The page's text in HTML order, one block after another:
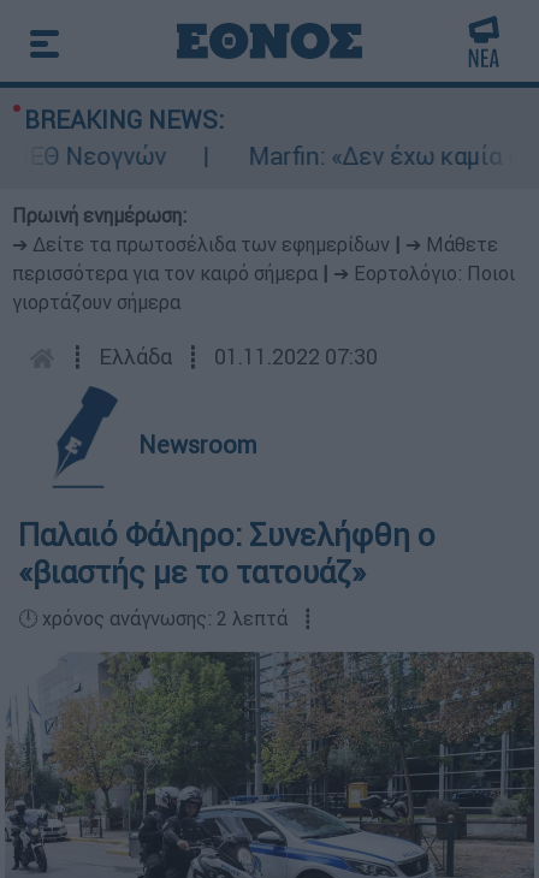
BREAKING NEWS:
Νεογνών
Marfin: «Δεν έχω καμία
Πρωινή ενημέρωση:
➔ Δείτε τα πρωτοσέλιδα των εφημερίδων
➔ Μάθετε
περισσότερα για τον καιρό σήμερα
➔ Εορτολόγιο: Ποιοι
γιορτάζουν σήμερα
┋ Ελλάδα ┋ 01.11.2022 07:30
Newsroom
Παλαιό Φάληρο: Συνελήφθη ο
«βιαστής με το τατουάζ»
🕛 χρόνος ανάγνωσης: 2 λεπτά ┋